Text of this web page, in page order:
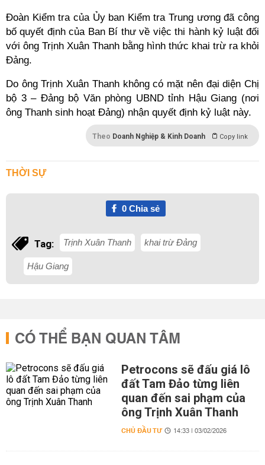
Đoàn Kiểm tra của Ủy ban Kiểm tra Trung ương đã công
bố quyết định của Ban Bí thư về việc thi hành kỷ luật đối
với ông Trịnh Xuân Thanh bằng hình thức khai trừ ra khỏi
Đảng.
Do ông Trịnh Xuân Thanh không có mặt nên đại diện Chị
bộ 3 – Đảng bộ Văn phòng UBND tỉnh Hậu Giang (nơi
ông Thanh sinh hoạt Đảng) nhận quyết định kỷ luật này.
Theo Doanh Nghiệp & Kinh Doanh Copy link
THỜI SỰ
0Chia sẻ
Tag: Trịnh Xuân Thanh khai trừ Đảng
Hậu Giang
CÓ THỂ BẠN QUAN TÂM
Petrocons sẽ đấu giá lô
đất Tam Đảo từng liên
quan đến sai phạm của
ông Trịnh Xuân Thanh
CHỦ ĐẦU TƯ 14:33 | 03/02/2026